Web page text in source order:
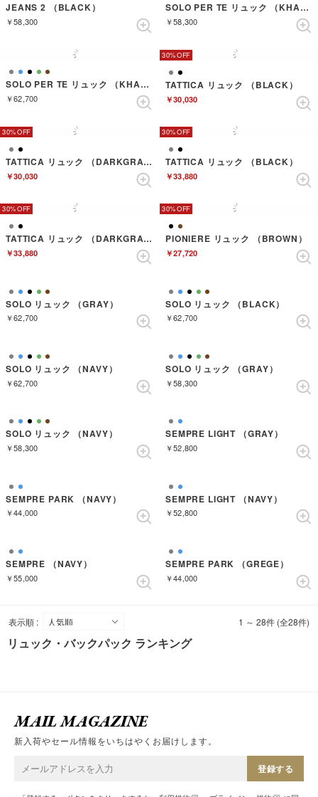
JEANS 2 （BLACK）
￥58,300
SOLO PER TE リュック （KHAKI）
￥58,300
SOLO PER TE リュック （KHAKI）
￥62,700
30%
TATTICA リュック （BLACK）
￥30,030
30%
TATTICA リュック （DARKGRAY）
￥30,030
30%
TATTICA リュック （BLACK）
￥33,880
30%
TATTICA リュック （DARKGRAY）
￥33,880
30%
PIONIERE リュック （BROWN）
￥27,720
SOLO リュック （GRAY）
￥62,700
SOLO リュック （BLACK）
￥62,700
SOLO リュック （NAVY）
￥62,700
SOLO リュック （GRAY）
￥58,300
SOLO リュック （NAVY）
￥58,300
SEMPRE LIGHT （GRAY）
￥52,800
SEMPRE PARK （NAVY）
￥44,000
SEMPRE LIGHT （NAVY）
￥52,800
SEMPRE （NAVY）
￥55,000
SEMPRE PARK （GREGE）
￥44,000
表示順 : 1 ～ 28件 (全28件)
リュック・バックパック ランキング
MAIL MAGAZINE
新入荷やセール情報をいちはやくお届けします。
登録する